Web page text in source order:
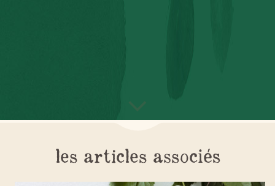
les articles associés